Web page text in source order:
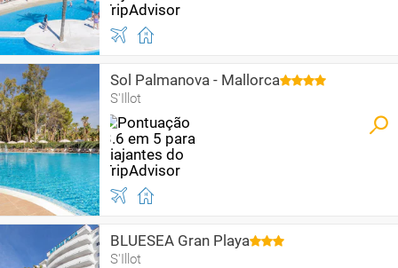
Sol Palmanova - Mallorca
S'Illot
BLUESEA Gran Playa
S'Illot